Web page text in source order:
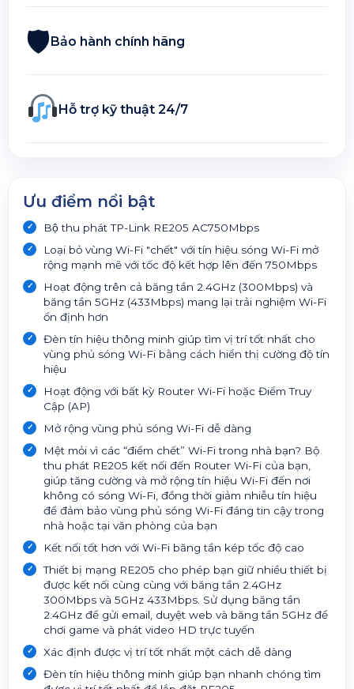
🛡Bảo hành chính hãng
Hỗ trợ kỹ thuật 24/7
Ưu điểm nổi bật
Bộ thu phát TP-Link RE205 AC750Mbps
Loại bỏ vùng Wi-Fi "chết" với tín hiệu sóng Wi-Fi mở
rộng mạnh mẽ với tốc độ kết hợp lên đến 750Mbps
Hoạt động trên cả băng tần 2.4GHz (300Mbps) và
băng tần 5GHz (433Mbps) mang lại trải nghiệm Wi-Fi
ổn định hơn
Đèn tín hiệu thông minh giúp tìm vị trí tốt nhất cho
vùng phủ sóng Wi-Fi bằng cách hiển thị cường độ tín
hiệu
Hoạt động với bất kỳ Router Wi-Fi hoặc Điểm Truy
Cập (AP)
Mở rộng vùng phủ sóng Wi-Fi dễ dàng
Mệt mỏi vì các “điểm chết” Wi-Fi trong nhà bạn? Bộ
thu phát RE205 kết nối đến Router Wi-Fi của bạn,
giúp tăng cường và mở rộng tín hiệu Wi-Fi đến nơi
không có sóng Wi-Fi, đồng thời giảm nhiễu tín hiệu
để đảm bảo vùng phủ sóng Wi-Fi đáng tin cậy trong
nhà hoặc tại văn phòng của bạn
Kết nối tốt hơn với Wi-Fi băng tần kép tốc độ cao
Thiết bị mạng RE205 cho phép bạn giữ nhiều thiết bị
được kết nối cùng cùng với băng tần 2.4GHz
300Mbps và 5GHz 433Mbps. Sử dụng băng tần
2.4GHz để gửi email, duyệt web và băng tần 5GHz để
chơi game và phát video HD trực tuyến
Xác định được vị trí tốt nhất một cách dễ dàng
Đèn tín hiệu thông minh giúp bạn nhanh chóng tìm